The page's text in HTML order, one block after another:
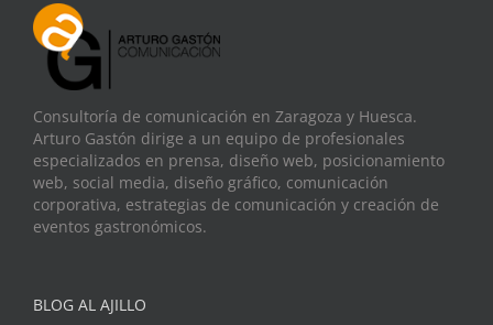
Consultoría de comunicación en Zaragoza y Huesca.
Arturo Gastón dirige a un equipo de profesionales
especializados en prensa, diseño web, posicionamiento
web, social media, diseño gráfico, comunicación
corporativa, estrategias de comunicación y creación de
eventos gastronómicos.
BLOG AL AJILLO